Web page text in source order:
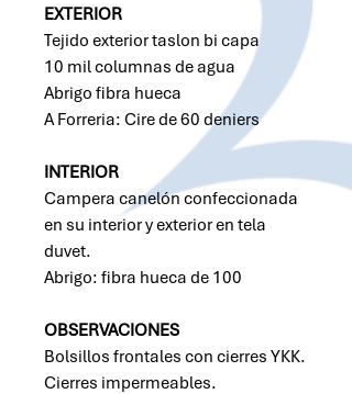
EXTERIOR
Tejido exterior taslon bi capa
10 mil columnas de agua
Abrigo fibra hueca
A Forreria: Cire de 60 deniers
INTERIOR
Campera canelón confeccionada
en su interior y exterior en tela
duvet.
Abrigo: fibra hueca de 100
OBSERVACIONES
Bolsillos frontales con cierres YKK.
Cierres impermeables.